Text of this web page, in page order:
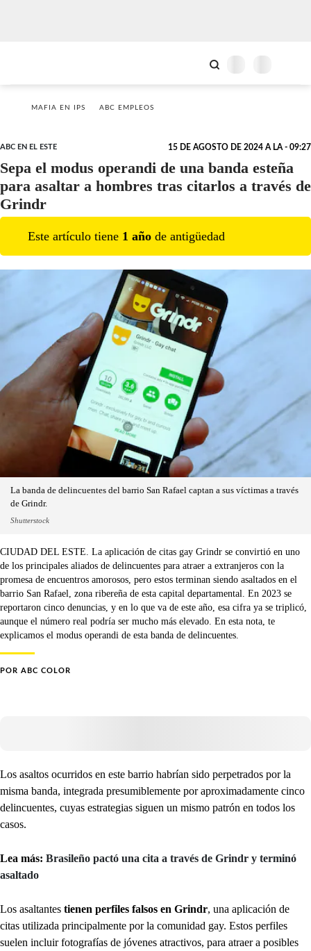
MAFIA EN IPS ABC EMPLEOS
ABC EN EL ESTE 15 DE AGOSTO DE 2024 A LA - 09:27
Sepa el modus operandi de una banda esteña
para asaltar a hombres tras citarlos a través de
Grindr
Este artículo tiene 1 año de antigüedad
La banda de delincuentes del barrio San Rafael captan a sus víctimas a través
de Grindr.
Shutterstock
CIUDAD DEL ESTE. La aplicación de citas gay Grindr se convirtió en uno
de los principales aliados de delincuentes para atraer a extranjeros con la
promesa de encuentros amorosos, pero estos terminan siendo asaltados en el
barrio San Rafael, zona ribereña de esta capital departamental. En 2023 se
reportaron cinco denuncias, y en lo que va de este año, esa cifra ya se triplicó,
aunque el número real podría ser mucho más elevado. En esta nota, te
explicamos el modus operandi de esta banda de delincuentes.
POR ABC COLOR
Los asaltos ocurridos en este barrio habrían sido perpetrados por la
misma banda, integrada presumiblemente por aproximadamente cinco
delincuentes, cuyas estrategias siguen un mismo patrón en todos los
casos.
Lea más: Brasileño pactó una cita a través de Grindr y terminó
asaltado
Los asaltantes tienen perfiles falsos en Grindr, una aplicación de
citas utilizada principalmente por la comunidad gay. Estos perfiles
suelen incluir fotografías de jóvenes atractivos, para atraer a posibles